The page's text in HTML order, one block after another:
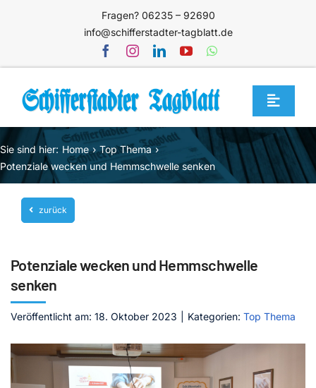
Fragen? 06235 – 92690
info@schifferstadter-tagblatt.de
Toggle
Home
Themen
Blog
Unternehmen
Mediathek
Jetzt abonnieren
Sie sind hier: Home
Top Thema
Potenziale wecken und Hemmschwelle senken
zurück
Potenziale wecken und Hemmschwelle
senken
Veröffentlicht am: 18. Oktober 2023 Kategorien: Top Thema